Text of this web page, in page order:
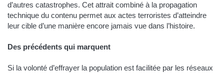
d’autres catastrophes. Cet attrait combiné à la propagation
technique du contenu permet aux actes terroristes d’atteindre
leur cible d’une manière encore jamais vue dans l’histoire.
Des précédents qui marquent
Si la volonté d’effrayer la population est facilitée par les réseaux